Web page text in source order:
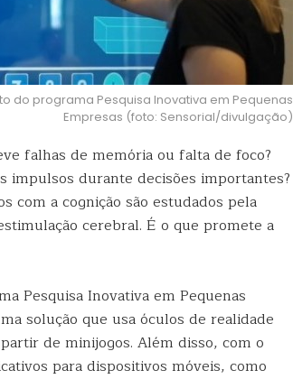
do programa Pesquisa Inovativa em Pequenas
Empresas (foto: Sensorial/divulgação)
falhas de memória ou falta de foco?
durante decisões importantes?
com a cognição são estudados pela
cerebral. É o que promete a
Pesquisa Inovativa em Pequenas
solução que usa óculos de realidade
de minijogos. Além disso, com o
para dispositivos móveis, como